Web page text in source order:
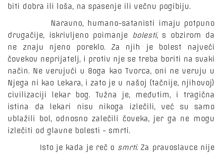
biti dobra ili loša, na spasenje ili večnu pogibiju.
Naravno, humano-satanisti imaju potpuno
drugačije, iskrivljeno poimanje
bolesti, s obzirom da
ne znaju njeno poreklo. Za njih je bolest najveći
čovekov neprijatelj, i protiv nje se treba boriti na svaki
način. Ne verujući u Boga kao Tvorca, oni ne veruju u
Njega ni kao Lekara, i zato je u našoj (tačnije, njihovoj)
civilizaciji lekar bog. Tužna je, međutim, i tragična
istina da lekari nisu nikoga izlečili, već su samo
ublažili bol, odnosno zalečili čoveka, jer ga ne mogu
izlečiti od glavne bolesti - smrti.
Isto je kada je reč o smrti. Za pravoslavce nije